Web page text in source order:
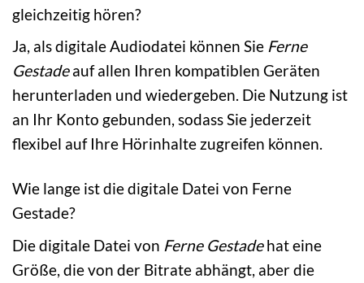
gleichzeitig hören?
Ja, als digitale Audiodatei können Sie Ferne
Gestadeauf allen Ihren kompatiblen Geräten
herunterladen und wiedergeben. Die Nutzung ist
an Ihr Konto gebunden, sodass Sie jederzeit
flexibel auf Ihre Hörinhalte zugreifen können.
Wie lange ist die digitale Datei von Ferne
Gestade?
Die digitale Datei von Ferne Gestadehat eine
Größe, die von der Bitrate abhängt, aber die